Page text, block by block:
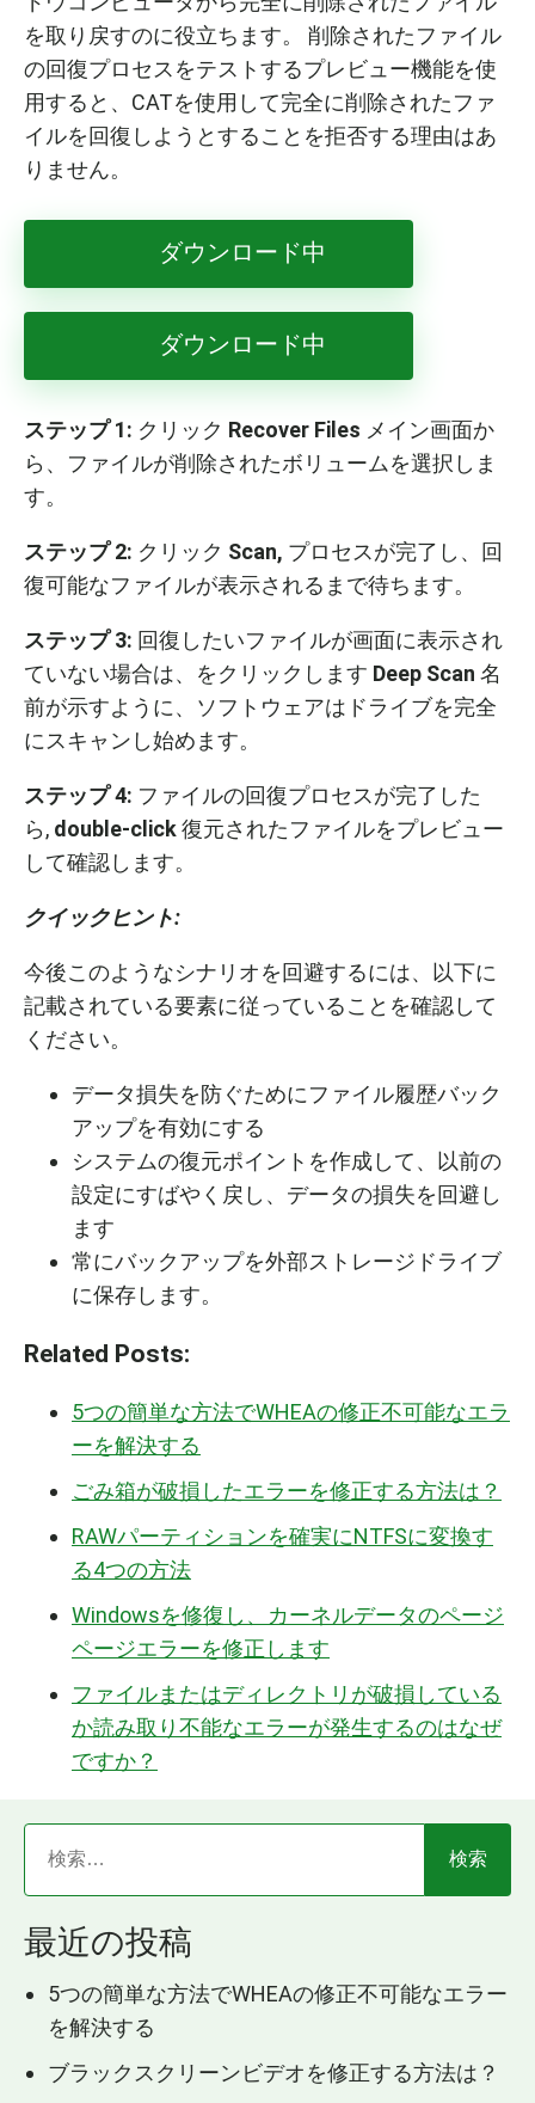
を取り戻すのに役立ちます。 削除されたファイル
の回復プロセスをテストするプレビュー機能を使
用すると、CATを使用して完全に削除されたファ
イルを回復しようとすることを拒否する理由はあ
りません。
ダウンロード中
ダウンロード中
ステップ1: クリック Recover Files メイン画面か
ら、ファイルが削除されたボリュームを選択しま
す。
ステップ2: クリック Scan, プロセスが完了し、回
復可能なファイルが表示されるまで待ちます。
ステップ3: 回復したいファイルが画面に表示され
ていない場合は、をクリックします Deep Scan 名
前が示すように、ソフトウェアはドライブを完全
にスキャンし始めます。
ステップ4: ファイルの回復プロセスが完了した
ら, double-click復元されたファイルをプレビュー
して確認します。
クイックヒント:
今後このようなシナリオを回避するには、以下に
記載されている要素に従っていることを確認して
ください。
データ損失を防ぐためにファイル履歴バック
アップを有効にする
システムの復元ポイントを作成して、以前の
設定にすばやく戻し、データの損失を回避し
ます
常にバックアップを外部ストレージドライブ
に保存します。
Related Posts:
5つの簡単な方法でWHEAの修正不可能なエラ
ーを解決する
ごみ箱が破損したエラーを修正する方法は？
RAWパーティションを確実にNTFSに変換す
る4つの方法
Windowsを修復し、カーネルデータのページ
ページエラーを修正します
ファイルまたはディレクトリが破損している
か読み取り不能なエラーが発生するのはなぜ
ですか？
最近の投稿
5つの簡単な方法でWHEAの修正不可能なエラー
を解決する
ブラックスクリーンビデオを修正する方法は？